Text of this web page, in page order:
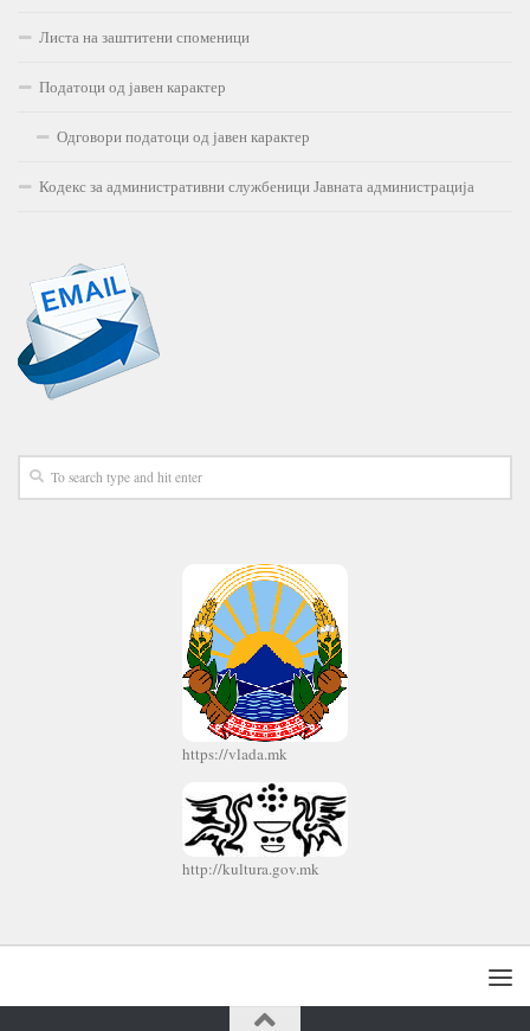
Листа на заштитени споменици
Податоци од јавен карактер
Одговори податоци од јавен карактер
Кодекс за административни службеници Јавната администрација
https://vlada.mk
http://kultura.gov.mk